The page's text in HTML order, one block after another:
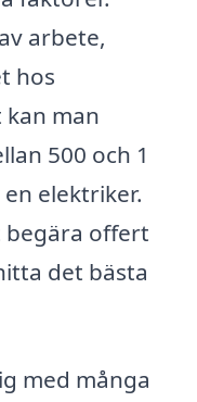
arbete,
hos
man
500 och 1
elektriker.
begära offert
det bästa
med många